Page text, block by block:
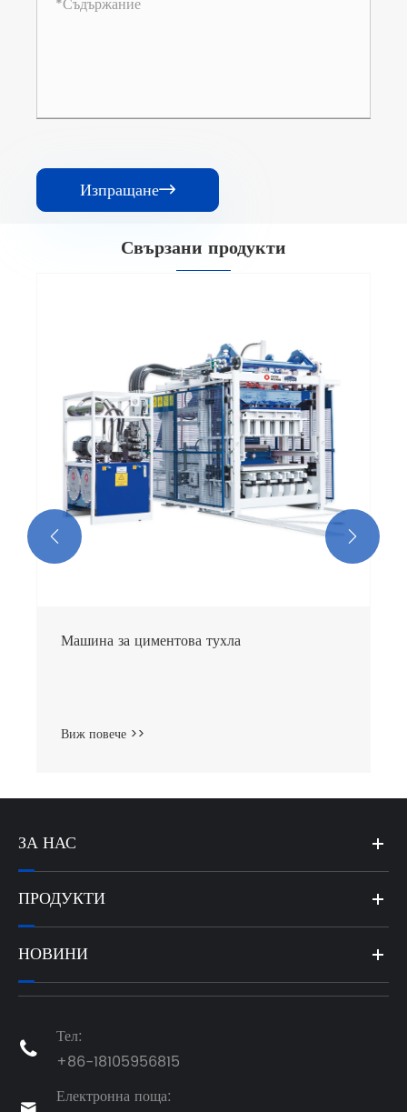
Изпращане
Свързани продукти
Машина за циментова тухла
Виж повече >>
 
ЗА НАС
ПРОДУКТИ
НОВИНИ

Тел:
+86-18105956815
Електронна поща: